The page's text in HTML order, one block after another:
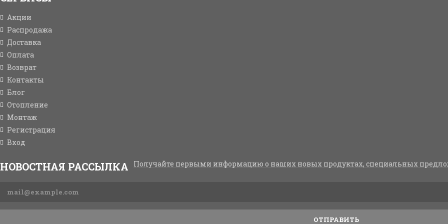
Акции
Распродажа
Доставка
Оплата
Возврат
Контакты
Блог
Отопление
Монтаж
Регистрация
Вход
НОВОСТНАЯ РАССЫЛКА Получайте первыми информацию о наших новых продуктах, специальных
ОТПРАВИТЬ